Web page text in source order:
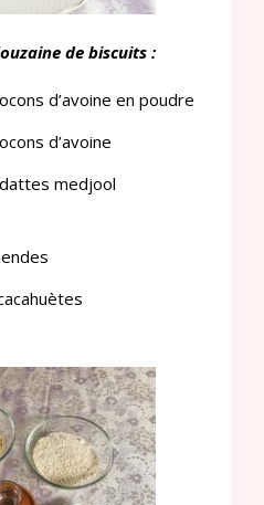
de biscuits :
d’avoine en poudre
d’avoine
medjool